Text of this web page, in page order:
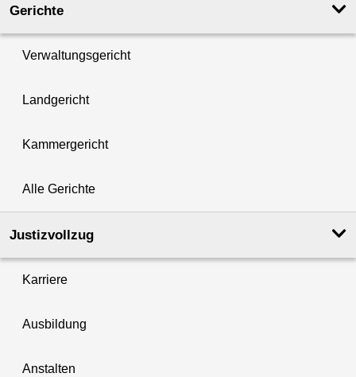
Gerichte
Verwaltungsgericht
Landgericht
Kammergericht
Alle Gerichte
Justizvollzug
Karriere
Ausbildung
Anstalten